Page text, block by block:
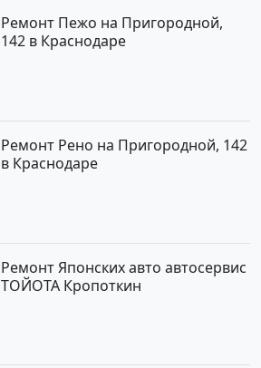
Ремонт Пежо на Пригородной,
142 в Краснодаре
Ремонт Рено на Пригородной, 142
в Краснодаре
Ремонт Японских авто автосервис
ТОЙОТА Кропоткин